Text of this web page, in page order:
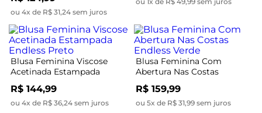
ou 4x de R$ 31,24 sem juros
Blusa Feminina Viscose
Acetinada Estampada
Endless Preto
R$ 144,99
ou 4x de R$ 36,24 sem juros
Blusa Feminina Com
Abertura Nas Costas
Endless Verde
R$ 159,99
ou 5x de R$ 31,99 sem juros